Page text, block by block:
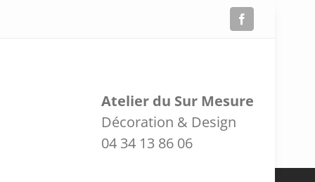
Atelier du Sur Mesure
Décoration & Design
04 34 13 86 06